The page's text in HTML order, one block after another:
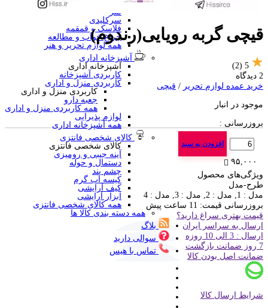
متر
سرکلیدی
فلاسک و قمقمه
چراغ خواب و مطالعه
همه لوازم تحریر و هنر
آشپزخانه اداری
آشپزخانه اداری
کاربردی آشپزخانه
کاربردی منزل و اداری
کاربردی منزل و اداری
جعبه دارو
همه کاربردی منزل و اداری
لوازم پذیرایی
همه آشپزخانه اداری
کالای شخصی فانتزی
کالای شخصی فانتزی
آینه جیبی و رومیزی
دستمال و حوله
چشم بند
کیسه آب گرم
کیف آرایشی
ابزار آرایشی
همه کالای شخصی فانتزی
همه دسته بندی کالا ها
بلاگ
سوالی دارید
تماس با هیس
قیچی گربه رویایی(رندوم)
5
(2)
2 دیدگاه
خرید عمده لوازم تحریر / قیچی
موجود در انبار
بروزرسانی :
تعداد افزودن به سبد
۹۵,۰۰۰
ویژگی‌های محصول
طرح-مدل
مدل : 1, مدل : 2, مدل : 3, مدل : 4
بروزرسانی قیمت: 11 ساعت پیش
قیمت بهتری سراغ دارید؟
ارسال به سراسر ایران
ارسال : 3 الی 10 روزه
7 روز ضمانت بازگشت
ضمانت اصل بودن کالا
شرایط ارسال کالا